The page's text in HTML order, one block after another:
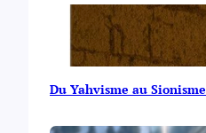
Du Yahvisme au Sionisme